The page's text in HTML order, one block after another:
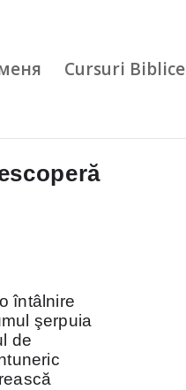
Cursuri Biblice
întâlnire
şerpuia
de